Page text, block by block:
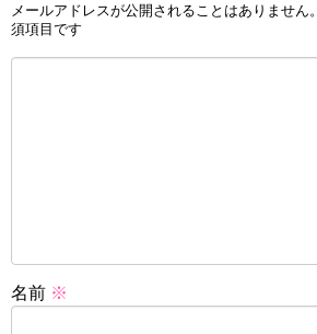
メールアドレスが公開されることはありません。
須項目です
名前 ※